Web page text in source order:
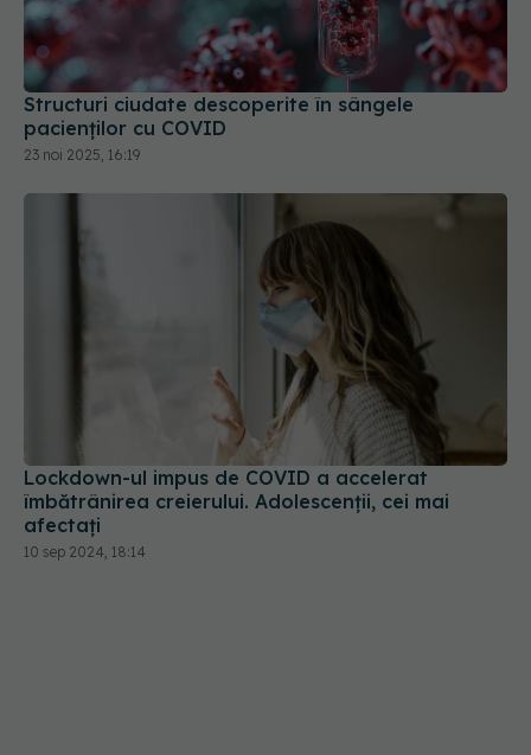
Structuri ciudate descoperite în sângele
pacienților cu COVID
23 noi 2025, 16:19
Lockdown-ul impus de COVID a accelerat
îmbătrânirea creierului. Adolescenții, cei mai
afectați
10 sep 2024, 18:14